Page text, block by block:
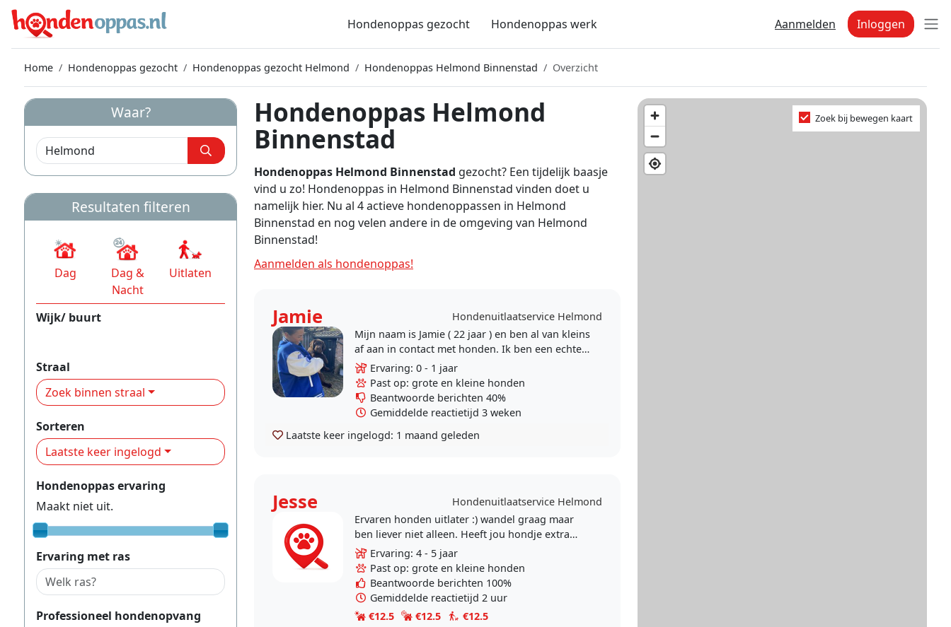
Hondenoppas gezocht Hondenoppas werk Aanmelden Inloggen
Home Hondenoppas gezocht Hondenoppas gezocht Helmond Hondenoppas Helmond Binnenstad Overzicht
Hondenoppas Helmond
Binnenstad
Hondenoppas Helmond Binnenstad gezocht? Een tijdelijk baasje
vind u zo! Hondenoppas in Helmond Binnenstad vinden doet u
namelijk hier. Nu al 4 actieve hondenoppassen in Helmond
Binnenstad en nog velen andere in de omgeving van Helmond
Binnenstad!
Aanmelden als hondenoppas!
Jamie
Hondenuitlaatservice Helmond
Mijn naam is Jamie ( 22 jaar ) en ben al van kleins
af aan in contact met honden. Ik ben een echte
dierenvriend en ben het liefst 24/7 omringd
met..
Ervaring: 0 - 1 jaar
Past op: grote en kleine honden
Beantwoorde berichten 40%
Gemiddelde reactietijd 3 weken
Laatste keer ingelogd: 1 maand geleden
Jesse
Hondenuitlaatservice Helmond
Ervaren honden uitlater :) wandel graag maar
ben liever niet alleen. Heeft jou hondje extra
kilometers nodig? Heeft jou hondje meer
aandacht..
Ervaring: 4 - 5 jaar
Past op: grote en kleine honden
Beantwoorde berichten 100%
Gemiddelde reactietijd 2 uur
€12.5
€12.5
€12.5
Zoek bij bewegen kaart
Waar?
Resultaten filteren
Dag
Dag &
Nacht
Uitlaten
Wijk/ buurt
Straal
Zoek binnen straal
Sorteren
Laatste keer ingelogd
Hondenoppas ervaring
Maakt niet uit.
Ervaring met ras
Professioneel hondenopvang